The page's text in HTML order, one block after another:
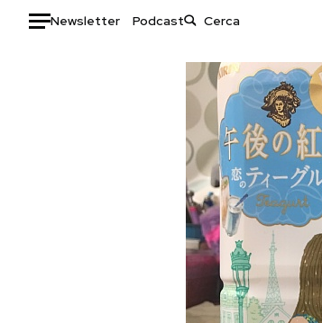
Newsletter Podcast
Auto
Moda
Libri
Consumismi
Storie/Idee
Ok Boomer!
Media
Europa